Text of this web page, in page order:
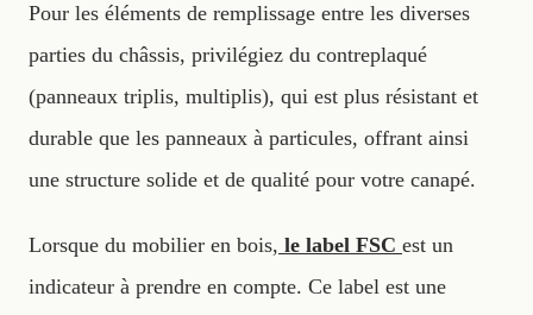
Pour les éléments de remplissage entre les diverses
parties du châssis, privilégiez du contreplaqué
(panneaux triplis, multiplis), qui est plus résistant et
durable que les panneaux à particules, offrant ainsi
une structure solide et de qualité pour votre canapé.
Lorsque du mobilier en bois, le label FSC est un
indicateur à prendre en compte. Ce label est une